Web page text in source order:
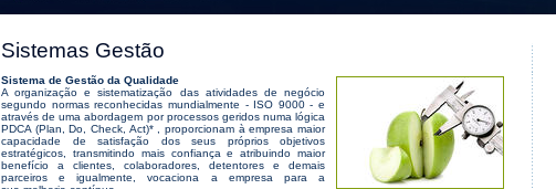
Sistemas Gestão
Sistema de Gestão da Qualidade
A organização e sistematização das atividades de negócio
segundo normas reconhecidas mundialmente - ISO 9000 - e
através de uma abordagem por processos geridos numa lógica
PDCA (Plan, Do, Check, Act)* , proporcionam à empresa maior
capacidade de satisfação dos seus próprios objetivos
estratégicos, transmitindo mais confiança e atribuindo maior
benefício a clientes, colaboradores, detentores e demais
parceiros e igualmente, vocaciona a empresa para a